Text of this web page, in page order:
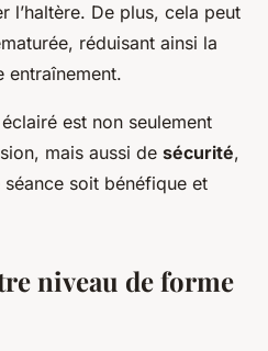
l’haltère. De plus, cela peut
réduisant ainsi la
entraînement.
est non seulement
mais aussi de sécurité,
soit bénéfique et
niveau de forme